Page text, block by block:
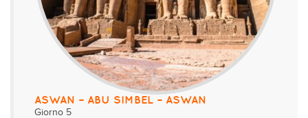
ASWAN – ABU SIMBEL – ASWAN
Giorno 5